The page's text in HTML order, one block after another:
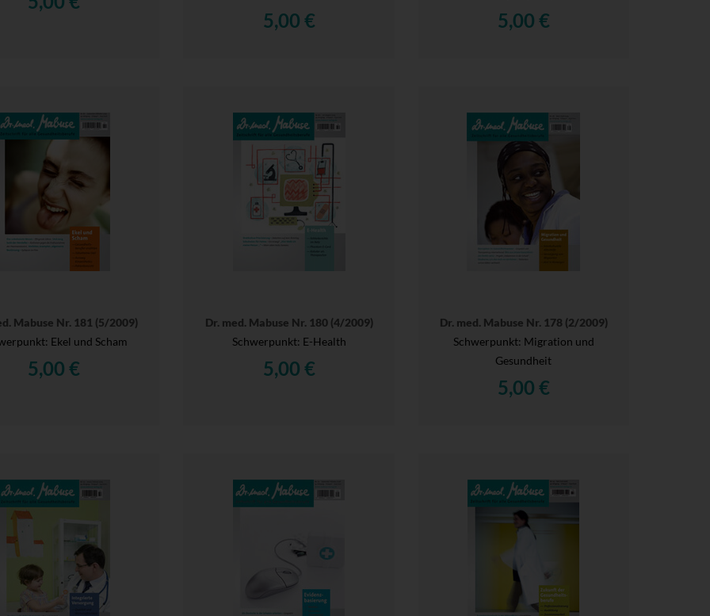
5,00 € 5,00 €
Mabuse Nr. 181 (5/2009)
Ekel und Scham
5,00 €
Dr. med. Mabuse Nr. 180 (4/2009)
Schwerpunkt: E-Health
5,00 €
Dr. med. Mabuse Nr. 178 (2/2009)
Schwerpunkt: Migration und
Gesundheit
5,00 €